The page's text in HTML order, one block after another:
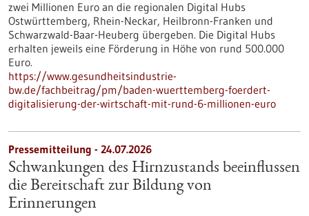
zwei Millionen Euro an die regionalen Digital Hubs
Ostwürttemberg, Rhein-Neckar, Heilbronn-Franken und
Schwarzwald-Baar-Heuberg übergeben. Die Digital Hubs
erhalten jeweils eine Förderung in Höhe von rund 500.000
Euro.
https://www.gesundheitsindustrie-
bw.de/fachbeitrag/pm/baden-wuerttemberg-foerdert-
digitalisierung-der-wirtschaft-mit-rund-6-millionen-euro
Pressemitteilung - 24.07.2026
Schwankungen des Hirnzustands beeinflussen
die Bereitschaft zur Bildung von
Erinnerungen